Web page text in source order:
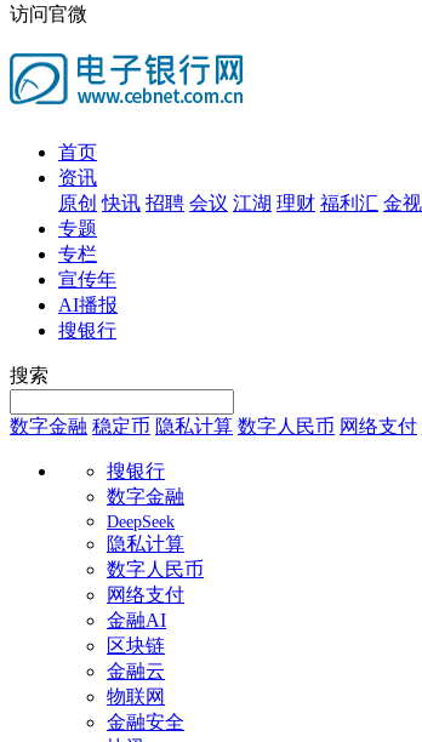
访问官微
首页
资讯
原创 快讯 招聘 会议 江湖 理财 福利汇 金
专题
专栏
宣传年
AI播报
搜银行
搜索
数字金融 稳定币 隐私计算 数字人民币 网络支付
搜银行
数字金融
DeepSeek
隐私计算
数字人民币
网络支付
金融AI
区块链
金融云
物联网
金融安全